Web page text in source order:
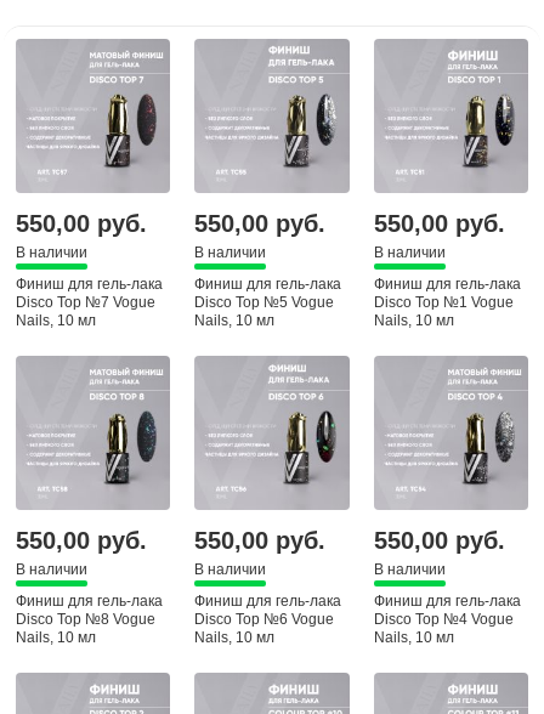
550,00 руб.
В наличии
Финиш для гель-лака
Disco Top №7 Vogue
Nails, 10 мл
550,00 руб.
В наличии
Финиш для гель-лака
Disco Top №5 Vogue
Nails, 10 мл
550,00 руб.
В наличии
Финиш для гель-лака
Disco Top №1 Vogue
Nails, 10 мл
550,00 руб.
В наличии
Финиш для гель-лака
Disco Top №8 Vogue
Nails, 10 мл
550,00 руб.
В наличии
Финиш для гель-лака
Disco Top №6 Vogue
Nails, 10 мл
550,00 руб.
В наличии
Финиш для гель-лака
Disco Top №4 Vogue
Nails, 10 мл